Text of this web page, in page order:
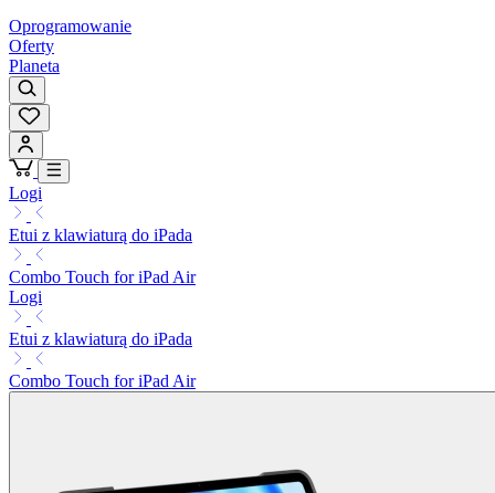
Oprogramowanie
Oferty
Planeta
Logi
Etui z klawiaturą do iPada
Combo Touch for iPad Air
Logi
Etui z klawiaturą do iPada
Combo Touch for iPad Air